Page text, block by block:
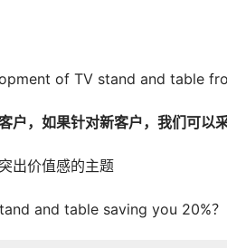
of TV stand and table
户，如果针对新客户，我们可以
出价值感的主题
and table saving you 20%？